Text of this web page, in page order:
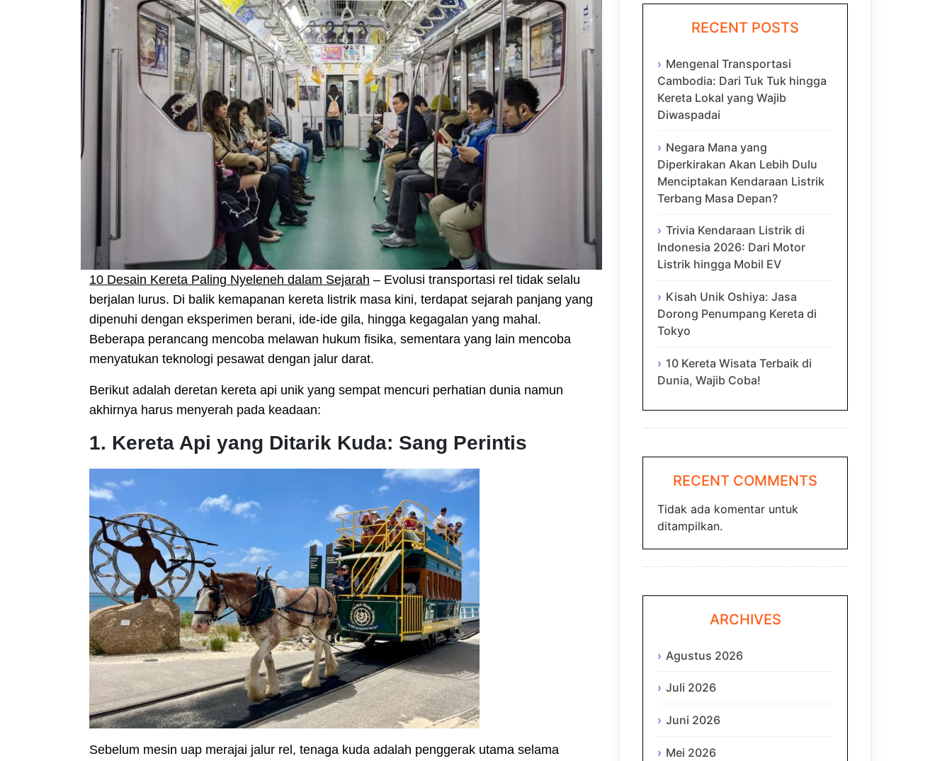
10 Desain Kereta Paling Nyeleneh dalam Sejarah – Evolusi transportasi rel tidak selalu
berjalan lurus. Di balik kemapanan kereta listrik masa kini, terdapat sejarah panjang yang
dipenuhi dengan eksperimen berani, ide-ide gila, hingga kegagalan yang mahal.
Beberapa perancang mencoba melawan hukum fisika, sementara yang lain mencoba
menyatukan teknologi pesawat dengan jalur darat.
Berikut adalah deretan kereta api unik yang sempat mencuri perhatian dunia namun
akhirnya harus menyerah pada keadaan:
1. Kereta Api yang Ditarik Kuda: Sang Perintis
Sebelum mesin uap merajai jalur rel, tenaga kuda adalah penggerak utama selama
RECENT POSTS
Mengenal Transportasi
Cambodia: Dari Tuk Tuk hingga
Kereta Lokal yang Wajib
Diwaspadai
Negara Mana yang
Diperkirakan Akan Lebih Dulu
Menciptakan Kendaraan Listrik
Terbang Masa Depan?
Trivia Kendaraan Listrik di
Indonesia 2026: Dari Motor
Listrik hingga Mobil EV
Kisah Unik Oshiya: Jasa
Dorong Penumpang Kereta di
Tokyo
10 Kereta Wisata Terbaik di
Dunia, Wajib Coba!
RECENT COMMENTS
Tidak ada komentar untuk
ditampilkan.
ARCHIVES
Agustus 2026
Juli 2026
Juni 2026
Mei 2026